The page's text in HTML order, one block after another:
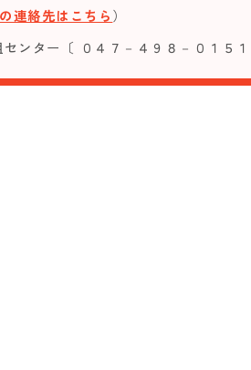
連絡先はこちら）
ンター〔 ０４７－４９８－０１５１